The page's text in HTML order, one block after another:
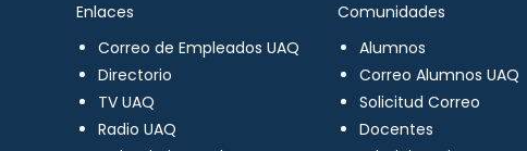
Enlaces
Correo de Empleados UAQ
Directorio
TV UAQ
Radio UAQ
Comunidades
Alumnos
Correo Alumnos UAQ
Solicitud Correo
Docentes